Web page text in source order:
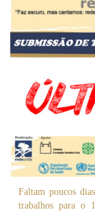
Faltam poucos
trabalhos para o